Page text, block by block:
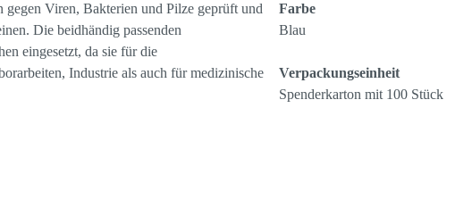
Viren, Bakterien und Pilze geprüft und
Die beidhändig passenden
eingesetzt, da sie für die
Industrie als auch für medizinische
Farbe
Blau
Verpackungseinheit
Spenderkarton mit 100 Stück